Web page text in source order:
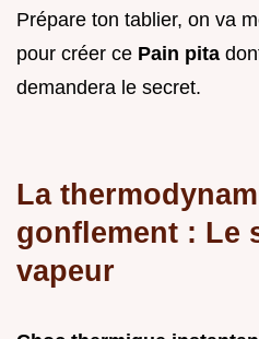
Prépare ton tablier, on va
pour créer ce Pain pita
demandera le secret.
La
gonflement : Le
vapeur